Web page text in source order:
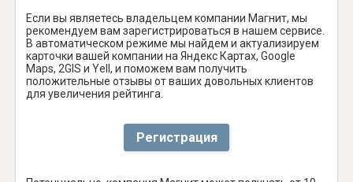
Если вы являетесь владельцем компании Магнит, мы
рекомендуем вам зарегистрироваться в нашем сервисе.
В автоматическом режиме мы найдем и актуализируем
карточки вашей компании на Яндекс Картах, Google
Maps, 2GIS и Yell, и поможем вам получить
положительные отзывы от ваших довольных клиентов
для увеличения рейтинга.
Регистрация